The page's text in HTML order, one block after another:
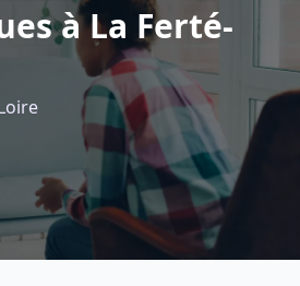
à La Ferté-